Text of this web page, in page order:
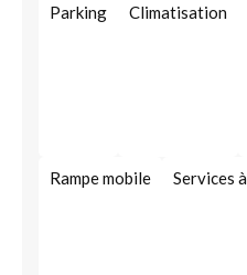
Parking Climatisation
Rampe mobile Services